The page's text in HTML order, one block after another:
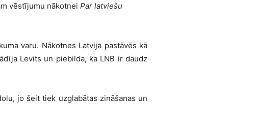
vēstījumu nākotnei Par latviešu
varu. Nākotnes Latvija pastāvēs kā
Levits un piebilda, ka LNB ir daudz
jo šeit tiek uzglabātas zināšanas un